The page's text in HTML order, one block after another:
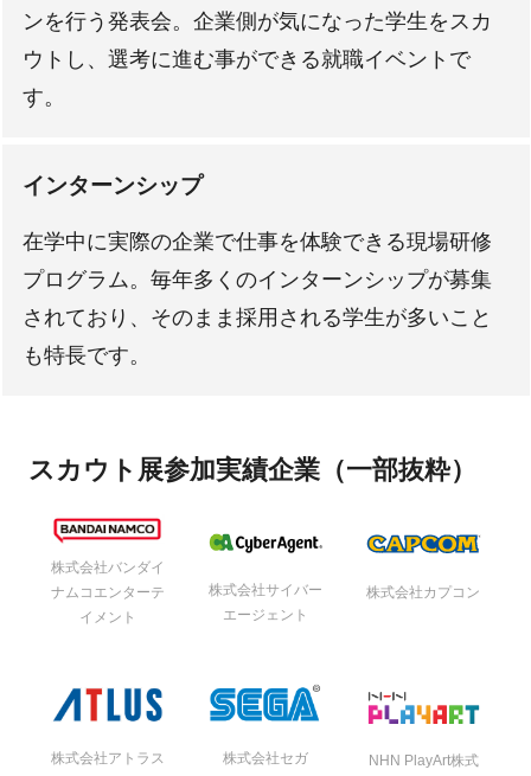
ンを行う発表会。企業側が気になった学生をスカ
ウトし、選考に進む事ができる就職イベントで
す。
インターンシップ
在学中に実際の企業で仕事を体験できる現場研修
プログラム。毎年多くのインターンシップが募集
されており、そのまま採用される学生が多いこと
も特長です。
スカウト展参加実績企業（一部抜粋）
株式会社バンダイ
ナムコエンターテ
イメント
株式会社サイバー
エージェント
株式会社カプコン
株式会社アトラス 株式会社セガ NHN PlayArt株式